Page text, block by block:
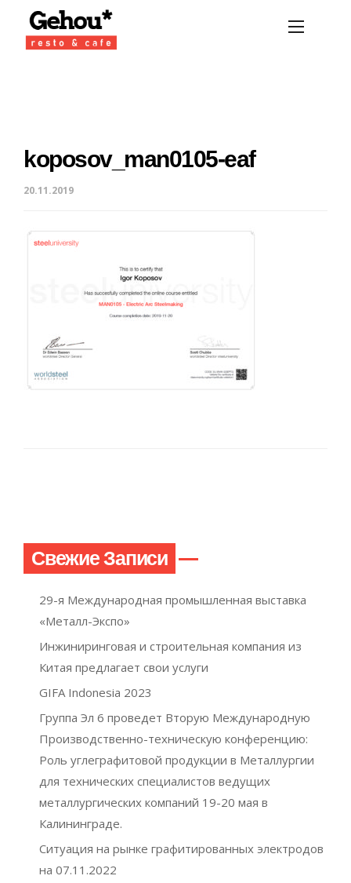
koposov_man0105-eaf
20.11.2019
Свежие Записи
29-я Международная промышленная выставка
«Металл-Экспо»
Инжиниринговая и строительная компания из
Китая предлагает свои услуги
GIFA Indonesia 2023
Группа Эл 6 проведет Вторую Международную
Производственно-техническую конференцию:
Роль углеграфитовой продукции в Металлургии
для технических специалистов ведущих
металлургических компаний 19-20 мая в
Калининграде.
Ситуация на рынке графитированных электродов
на 07.11.2022